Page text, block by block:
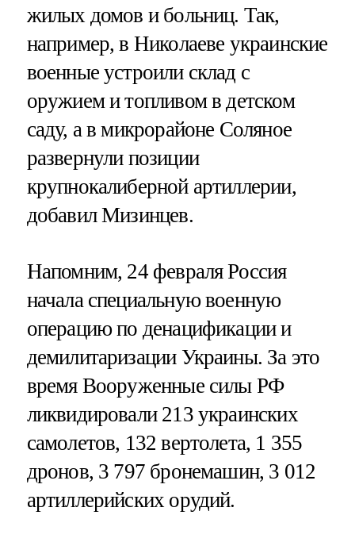
жилых домов и больниц. Так,
например, в Николаеве украинские
военные устроили склад с
оружием и топливом в детском
саду, а в микрорайоне Соляное
развернули позиции
крупнокалиберной артиллерии,
добавил Мизинцев.
Напомним, 24 февраля Россия
начала специальную военную
операцию по денацификации и
демилитаризации Украины. За это
время Вооруженные силы РФ
ликвидировали 213 украинских
самолетов, 132 вертолета, 1 355
дронов, 3 797 бронемашин, 3 012
артиллерийских орудий.